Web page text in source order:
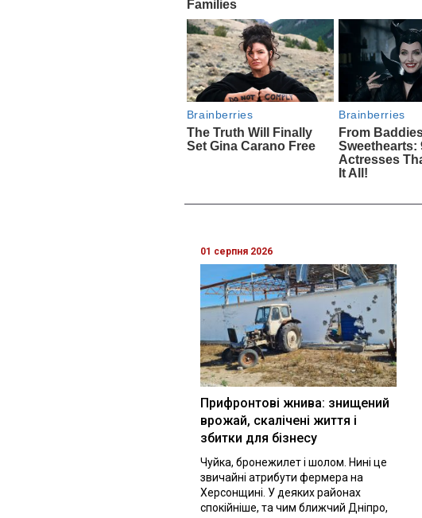
01 серпня 2026
Прифронтові жнива: знищений
врожай, скалічені життя і
збитки для бізнесу
Чуйка, бронежилет і шолом. Нині це
звичайні атрибути фермера на
Херсонщині. У деяких районах
спокійніше, та чим ближчий Дніпро,